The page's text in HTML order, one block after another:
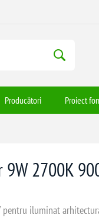
Producători Proiect
9W 2700K
pentru iluminat